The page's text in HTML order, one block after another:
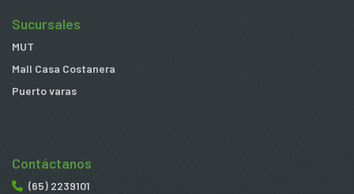
Sucursales
MUT
Mall Casa Costanera
Puerto varas
Contáctanos
(65) 2239101